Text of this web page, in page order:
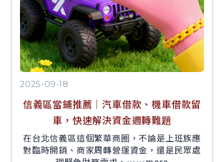
2025-09-18
信義區當鋪推薦｜汽車借款、機車借款留
車，快速解決資金週轉難題
在台北信義區這個繁華商圈，不論是上班族應
對臨時開銷、商家周轉營運資金，還是民眾處